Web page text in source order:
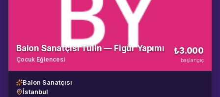
Balon Sanatçısı Tülin — Figür Yapımı
Çocuk Eğlencesi
₺3.000
başlangıç
Balon Sanatçısı
İstanbul